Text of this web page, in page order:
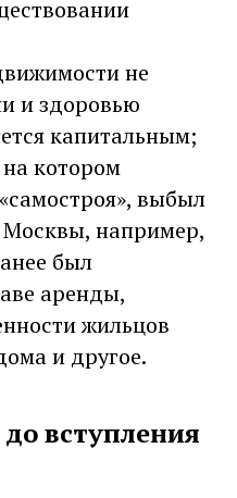
не
и здоровью
капитальным;
котором
выбыл
Москвы, например,
был
аренды,
жильцов
и другое.
вступления